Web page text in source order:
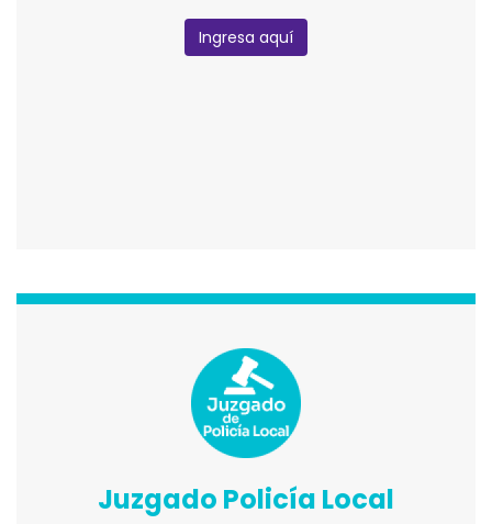
Ingresa aquí
Juzgado Policía Local